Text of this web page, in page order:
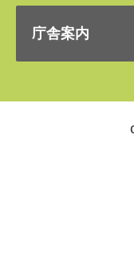
庁舎案内